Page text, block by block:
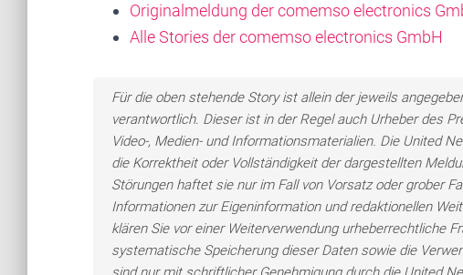
Originalmeldung der comemso electronics
Alle Stories der comemso electronics GmbH
Für die oben stehende Story ist allein der jeweils
verantwortlich. Dieser ist in der Regel auch Urheber des
Video-, Medien- und Informationsmaterialien. Die United
die Korrektheit oder Vollständigkeit der dargestellten
Störungen haftet sie nur im Fall von Vorsatz oder grober
Informationen zur Eigeninformation und redaktionellen
klären Sie vor einer Weiterverwendung urheberrechtliche
systematische Speicherung dieser Daten sowie die